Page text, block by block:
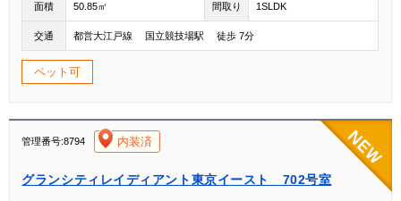
面積 50.85㎡ 間取り 1SLDK
交通 都営大江戸線 国立競技場駅 徒歩 7分
ペット可
管理番号:8794 内装済
グランシティレイディアント東京イースト 702号室
[004]